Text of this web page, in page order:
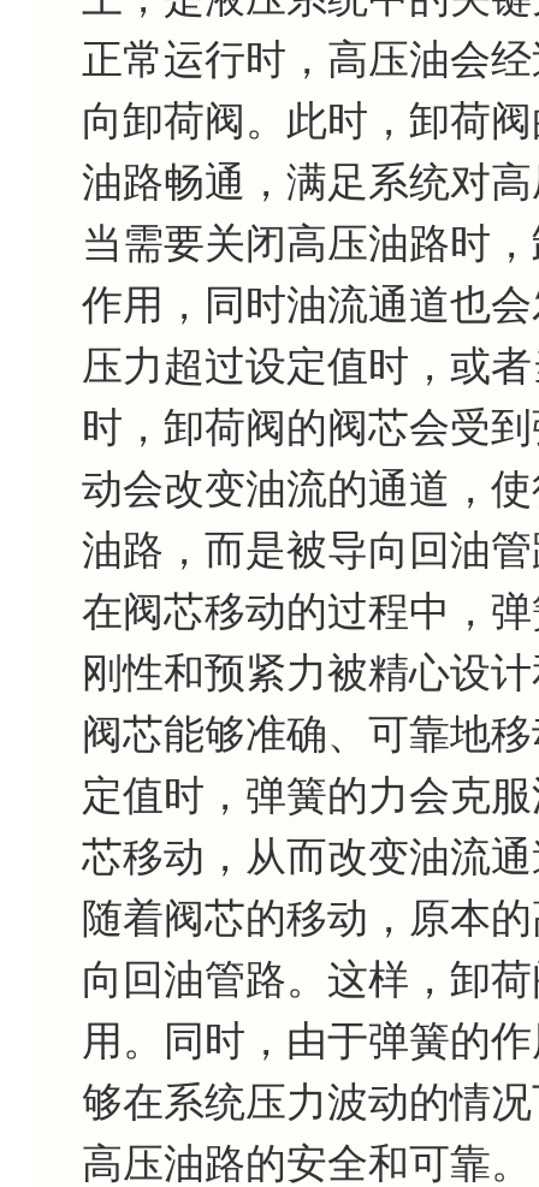
正常运行时，高压油会
向卸荷阀。此时，卸荷
油路畅通，满足系统对
当需要关闭高压油路时
作用，同时油流通道也
压力超过设定值时，或
时，卸荷阀的阀芯会受
动会改变油流的通道，
油路，而是被导向回油
在阀芯移动的过程中，
刚性和预紧力被精心设
阀芯能够准确、可靠地
定值时，弹簧的力会克
芯移动，从而改变油流
随着阀芯的移动，原本
向回油管路。这样，卸
用。同时，由于弹簧的
够在系统压力波动的情
高压油路的安全和可靠。